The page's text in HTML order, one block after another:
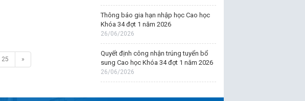
25 »
Thông báo gia hạn nhập học Cao học
Khóa 34 đợt 1 năm 2026
26/06/2026
Quyết định công nhận trúng tuyển bổ
sung Cao học Khóa 34 đợt 1 năm 2026
26/06/2026